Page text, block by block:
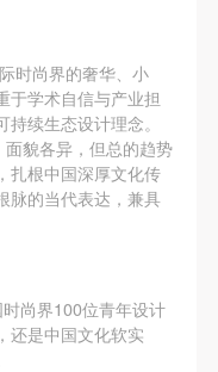
时尚界的奢华、小
于‌学术自信与产业担
续生态设计理念。
貌各异，但总的趋势
扎根中国深厚文化传
脉的当代表达，兼具
尚界100位青年设计
还是中国文化软实